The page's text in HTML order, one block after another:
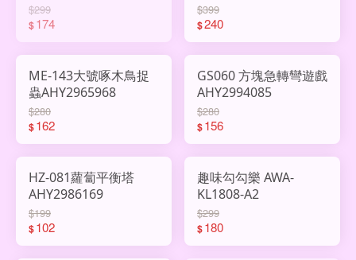
$299
$174
$399
$240
ME-143大號啄木鳥捉
蟲AHY2965968
$280
$162
GS060 方塊急轉彎遊戲
AHY2994085
$280
$156
HZ-081蘿蔔平衡塔
AHY2986169
$199
$102
趣味勾勾樂 AWA-
KL1808-A2
$299
$180